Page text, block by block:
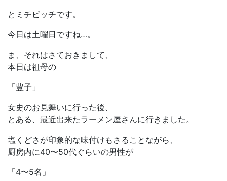
とミチビッチです。
今日は土曜日ですね…。
ま、それはさておきまして、
本日は祖母の
「豊子」
女史のお見舞いに行った後、
とある、最近出来たラーメン屋さんに行きました。
塩くどさが印象的な味付けもさることながら、
厨房内に40〜50代ぐらいの男性が
「4〜5名」